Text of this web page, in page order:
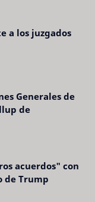
a los juzgados
Generales de
de
acuerdos" con
de Trump